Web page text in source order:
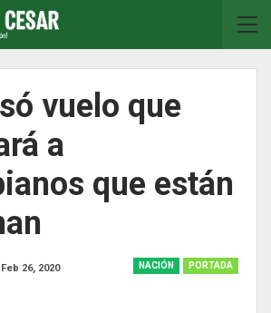
vuelo que
a
que están
NACIÓN PORTADA
Feb 26, 2020